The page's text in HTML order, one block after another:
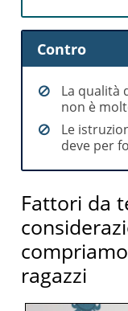
Contro
La qualità
non è
Le
deve per
Fattori da
ragazzi